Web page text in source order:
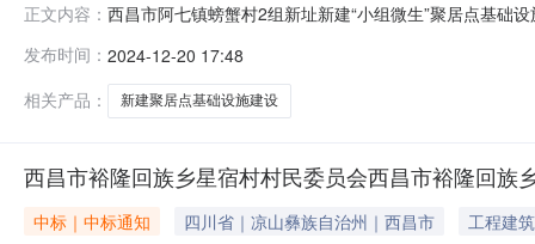
正文内容： 西昌市阿七镇螃蟹村2组新址新建“小组微生”聚居点基础
14726645048招标代理机构四川中科智源工程勘察设计
发布时间： 2024-12-20 17:48
相关产品：
新建聚居点基础设施建设
西昌市裕隆回族乡星宿村村民委员会西昌市裕隆回
中标｜中标通知 四川省｜凉山彝族自治州｜西昌市
工程建筑